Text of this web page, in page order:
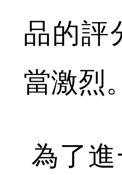
品的評
當激烈。
為了